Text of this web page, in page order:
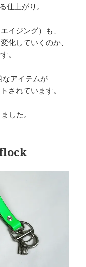
仕上がり。
イジング）も、
化していくのか、
。
アイテムが
されています。
した。